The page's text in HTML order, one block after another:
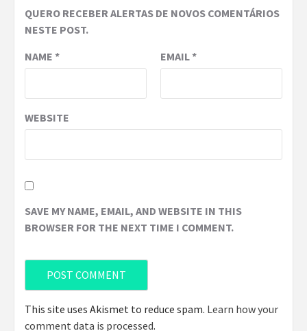
QUERO RECEBER ALERTAS DE NOVOS COMENTÁRIOS
NESTE POST.
NAME * EMAIL*
WEBSITE
SAVE MY NAME, EMAIL, AND WEBSITE IN THIS
BROWSER FOR THE NEXT TIME I COMMENT.
This site uses Akismet to reduce spam. Learn how your
comment data is processed.